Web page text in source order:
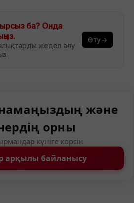
ба? Онда
жедел алу
Өту→
және
орны
күніге көрсін
арқылы байланысу